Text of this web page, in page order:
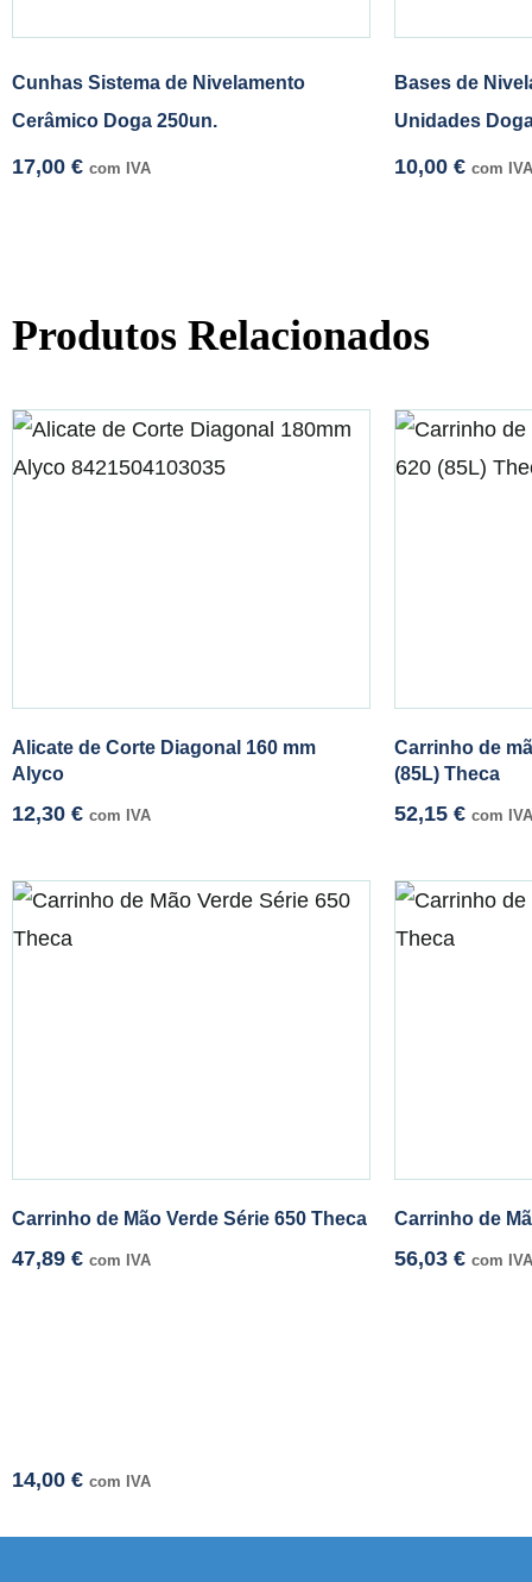
Cunhas Sistema de Nivelamento
Cerâmico Doga 250un.
17,00 € com IVA
Bases de
Unidades
10,00 € com IVA
Produtos Relacionados
Alicate de Corte Diagonal 160 mm
Alyco
12,30 € com IVA
Carrinho de
(85L) Theca
52,15 € com IVA
Carrinho de Mão Verde Série 650 Theca
47,89 € com IVA
Carrinho de
56,03 € com IVA
14,00 € com IVA